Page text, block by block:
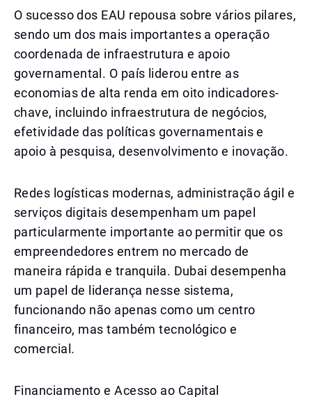
O sucesso dos EAU repousa sobre vários pilares,
sendo um dos mais importantes a operação
coordenada de infraestrutura e apoio
governamental. O país liderou entre as
economias de alta renda em oito indicadores-
chave, incluindo infraestrutura de negócios,
efetividade das políticas governamentais e
apoio à pesquisa, desenvolvimento e inovação.
Redes logísticas modernas, administração ágil e
serviços digitais desempenham um papel
particularmente importante ao permitir que os
empreendedores entrem no mercado de
maneira rápida e tranquila. Dubai desempenha
um papel de liderança nesse sistema,
funcionando não apenas como um centro
financeiro, mas também tecnológico e
comercial.
Financiamento e Acesso ao Capital